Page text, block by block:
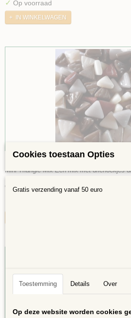
✓ Op voorraad
IN WINKELWAGEN
Mini Triangel Mix Bruin 75
Mini Triangle Mix Een mix met driehoekjes
€ 1,99
Cookies toestaan Opties
Gratis verzending vanaf 50 euro
Toestemming Details Over
Op deze website worden cookies